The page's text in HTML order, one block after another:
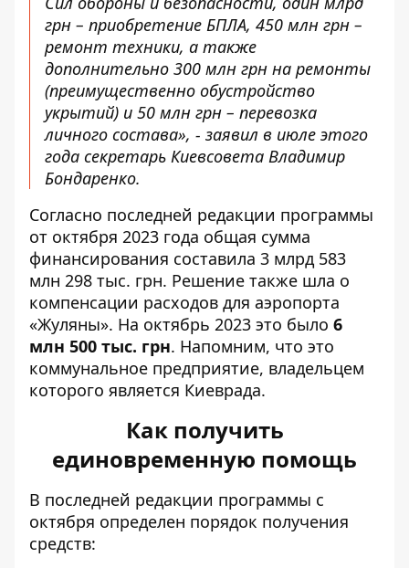
грн – приобретение БПЛА, 450 млн грн –
ремонт техники, а также
дополнительно 300 млн грн на ремонты
(преимущественно обустройство
укрытий) и 50 млн грн – перевозка
личного состава», - заявил в июле этого
года секретарь Киевсовета Владимир
Бондаренко.
Согласно последней редакции программы
от октября 2023 года общая сумма
финансирования составила 3 ​​млрд 583
млн 298 тыс. грн. Решение также шла о
компенсации расходов для аэропорта
«Жуляны». На октябрь 2023 это было 6
млн 500 тыс. грн. Напомним, что это
коммунальное предприятие, владельцем
которого является Киеврада.
Как получить
единовременную помощь
В последней редакции программы с
октября определен порядок получения
средств: